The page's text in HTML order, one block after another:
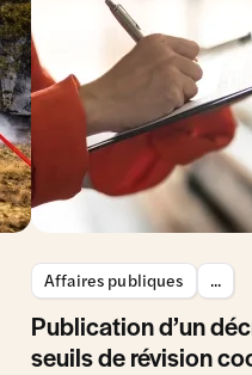
Affaires publiques ...
Publication d’un
seuils de révision